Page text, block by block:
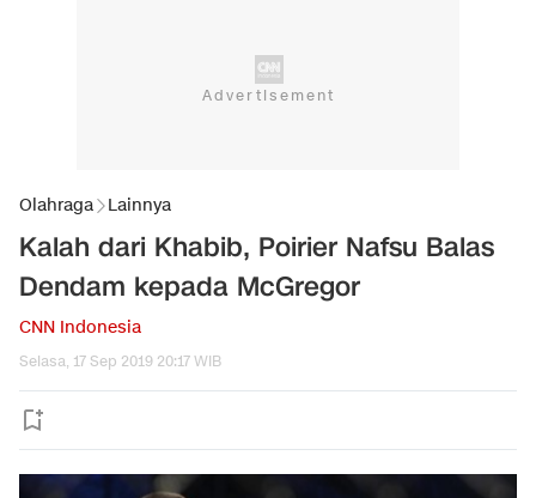
Olahraga Lainnya
Kalah dari Khabib, Poirier Nafsu Balas
Dendam kepada McGregor
CNN Indonesia
Selasa, 17 Sep 2019 20:17 WIB